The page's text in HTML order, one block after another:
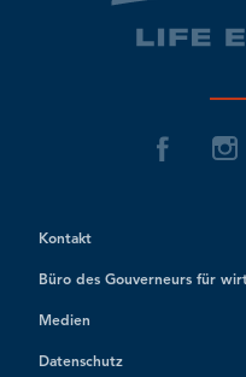
Kontakt
Büro des Gouverneurs für
Medien
Datenschutz